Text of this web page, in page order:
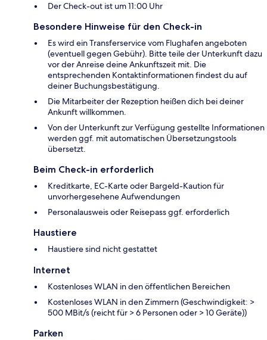
Der Check-out ist um 11:00 Uhr
Besondere Hinweise für den Check-in
Es wird ein Transferservice vom Flughafen angeboten
(eventuell gegen Gebühr). Bitte teile der Unterkunft dazu
vor der Anreise deine Ankunftszeit mit. Die
entsprechenden Kontaktinformationen findest du auf
deiner Buchungsbestätigung.
Die Mitarbeiter der Rezeption heißen dich bei deiner
Ankunft willkommen.
Von der Unterkunft zur Verfügung gestellte Informationen
werden ggf. mit automatischen Übersetzungstools
übersetzt.
Beim Check-in erforderlich
Kreditkarte, EC-Karte oder Bargeld-Kaution für
unvorhergesehene Aufwendungen
Personalausweis oder Reisepass ggf. erforderlich
Haustiere
Haustiere sind nicht gestattet
Internet
Kostenloses WLAN in den öffentlichen Bereichen
Kostenloses WLAN in den Zimmern (Geschwindigkeit: >
500 MBit/s (reicht für > 6 Personen oder > 10 Geräte))
Parken